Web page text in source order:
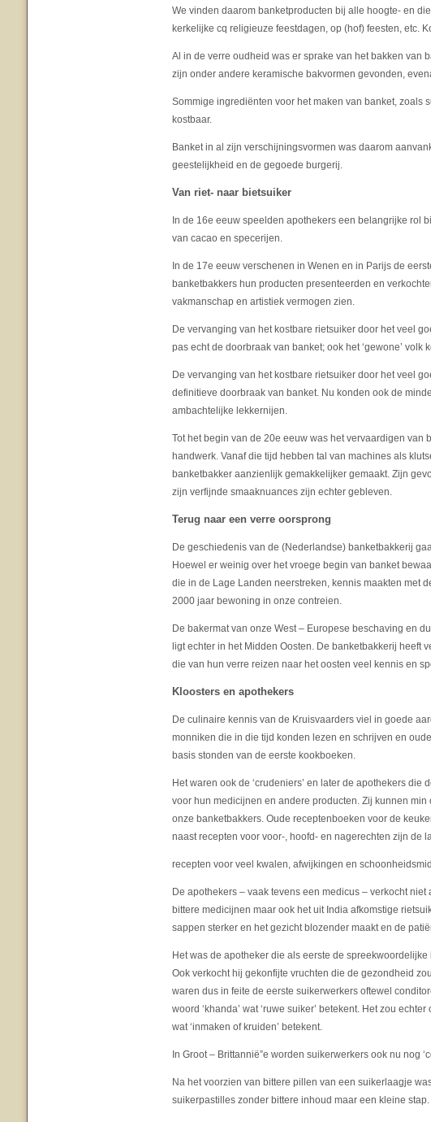
We vinden daarom banketproducten bij alle hoogte- en
kerkelijke cq religieuze feestdagen, op (hof) feesten, etc.
Al in de verre oudheid was er sprake van het bakken van
zijn onder andere keramische bakvormen gevonden,
Sommige ingrediënten voor het maken van banket, zoals
kostbaar.
Banket in al zijn verschijningsvormen was daarom
geestelijkheid en de gegoede burgerij.
Van riet- naar bietsuiker
In de 16e eeuw speelden apothekers een belangrijke rol
van cacao en specerijen.
In de 17e eeuw verschenen in Wenen en in Parijs de
banketbakkers hun producten presenteerden en
vakmanschap en artistiek vermogen zien.
De vervanging van het kostbare rietsuiker door het veel
pas echt de doorbraak van banket; ook het ‘gewone’
De vervanging van het kostbare rietsuiker door het veel
definitieve doorbraak van banket. Nu konden ook de
ambachtelijke lekkernijen.
Tot het begin van de 20e eeuw was het vervaardigen
handwerk. Vanaf die tijd hebben tal van machines als
banketbakker aanzienlijk gemakkelijker gemaakt. Zijn
zijn verfijnde smaaknuances zijn echter gebleven.
Terug naar een verre oorsprong
De geschiedenis van de (Nederlandse) banketbakkerij
Hoewel er weinig over het vroege begin van banket
die in de Lage Landen neerstreken, kennis maakten met
2000 jaar bewoning in onze contreien.
De bakermat van onze West – Europese beschaving en
ligt echter in het Midden Oosten. De banketbakkerij heeft
die van hun verre reizen naar het oosten veel kennis en
Kloosters en apothekers
De culinaire kennis van de Kruisvaarders viel in goede
monniken die in die tijd konden lezen en schrijven en
basis stonden van de eerste kookboeken.
Het waren ook de ‘crudeniers’ en later de apothekers
voor hun medicijnen en andere producten. Zij kunnen
onze banketbakkers. Oude receptenboeken voor de
naast recepten voor voor-, hoofd- en nagerechten zijn de
recepten voor veel kwalen, afwijkingen en
De apothekers – vaak tevens een medicus – verkocht
bittere medicijnen maar ook het uit India afkomstige
sappen sterker en het gezicht blozender maakt en de
Het was de apotheker die als eerste de
Ook verkocht hij gekonfijte vruchten die de gezondheid
waren dus in feite de eerste suikerwerkers oftewel
woord ‘khanda’ wat ‘ruwe suiker’ betekent. Het zou
wat ‘inmaken of kruiden’ betekent.
In Groot – Brittannië”e worden suikerwerkers ook nu nog
Na het voorzien van bittere pillen van een suikerlaagje
suikerpastilles zonder bittere inhoud maar een kleine stap.